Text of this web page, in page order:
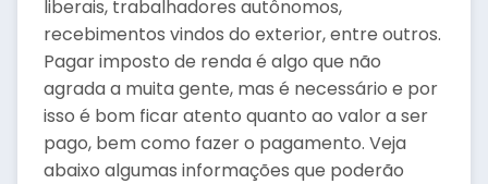
liberais, trabalhadores autônomos,
recebimentos vindos do exterior, entre outros.
Pagar imposto de renda é algo que não
agrada a muita gente, mas é necessário e por
isso é bom ficar atento quanto ao valor a ser
pago, bem como fazer o pagamento. Veja
abaixo algumas informações que poderão